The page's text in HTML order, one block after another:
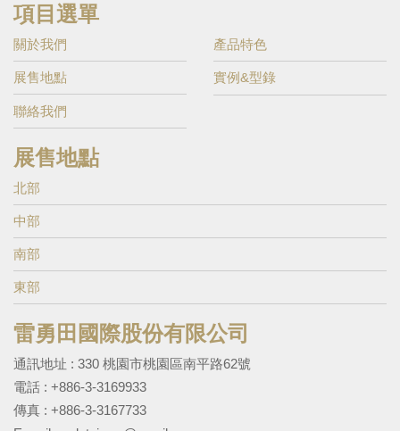
項目選單
關於我們 產品特色
展售地點 實例&型錄
聯絡我們
展售地點
北部
中部
南部
東部
雷勇田國際股份有限公司
通訊地址 : 330 桃園市桃園區南平路62號
電話 : +886-3-3169933
傳真 : +886-3-3167733